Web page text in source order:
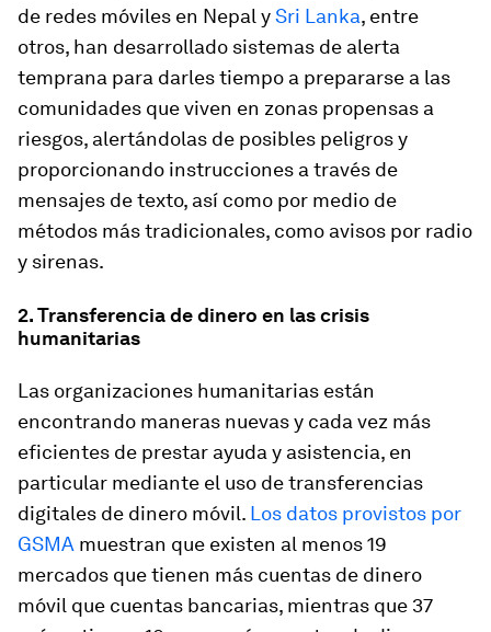
de redes móviles en Nepal ySri Lanka, entre
otros, han desarrollado sistemas de alerta
temprana para darles tiempo a prepararse a las
comunidades que viven en zonas propensas a
riesgos, alertándolas de posibles peligros y
proporcionando instrucciones a través de
mensajes de texto, así como por medio de
métodos más tradicionales, como avisos por radio
y sirenas.
2. Transferencia de dinero en las crisis
humanitarias
Las organizaciones humanitarias están
encontrando maneras nuevas y cada vez más
eficientes de prestar ayuda y asistencia, en
particular mediante el uso de transferencias
digitales de dinero móvil. Los datos provistos por
GSMA muestran que existen al menos 19
mercados que tienen más cuentas de dinero
móvil que cuentas bancarias, mientras que 37